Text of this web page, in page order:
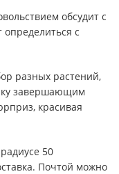
обсудит с
с
разных растений,
завершающим
красивая
50
Почтой можно